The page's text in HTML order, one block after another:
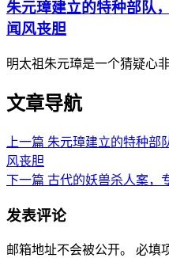
朱元璋建立的特种部队
闻风丧胆
明太祖朱元璋是一个猜疑心
文章导航
上一篇 朱元璋建立的特种部
风丧胆
下一篇 古代的妖兽杀人案，
发表评论
邮箱地址不会被公开。 必填